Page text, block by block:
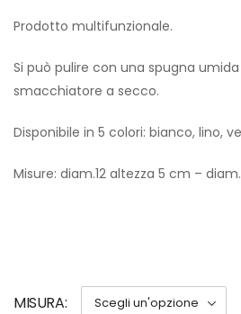
Prodotto multifunzionale.
Si può pulire con una spugna
smacchiatore a secco.
Disponibile in 5 colori: bianco, lino,
Misure: diam.12 altezza 5 cm –
MISURA